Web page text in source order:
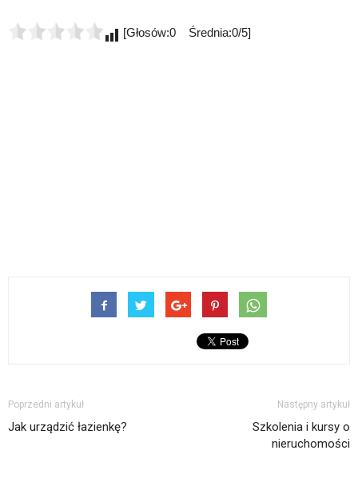
[Głosów:0 Średnia:0/5]
Poprzedni artykuł
Jak urządzić łazienkę?
Następny artykuł
Szkolenia i kursy o
nieruchomości